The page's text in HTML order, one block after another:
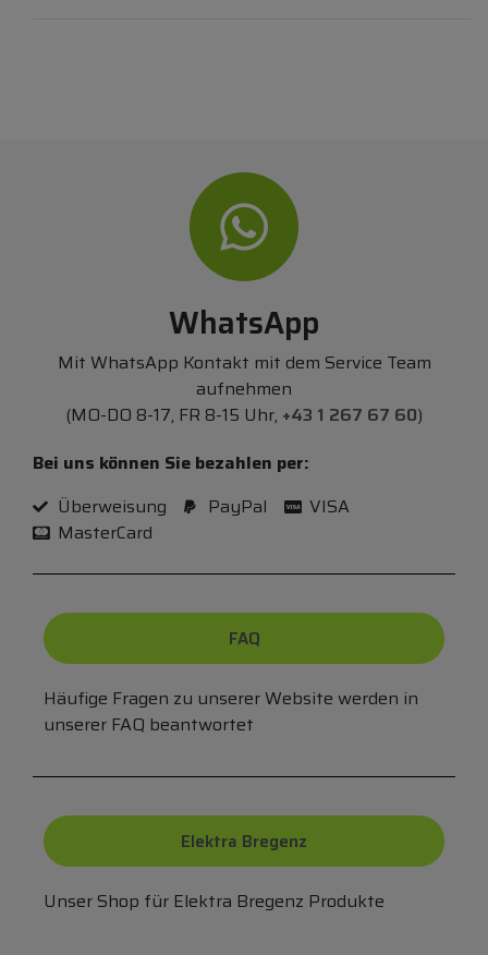
WhatsApp
Mit WhatsApp Kontakt mit dem Service Team
aufnehmen
(MO-DO 8-17, FR 8-15 Uhr, +43 1 267 67 60)
Bei uns können Sie bezahlen per:
Überweisung
PayPal
VISA
MasterCard
FAQ
Häufige Fragen zu unserer Website werden in
unserer FAQ beantwortet
Elektra Bregenz
Unser Shop für Elektra Bregenz Produkte